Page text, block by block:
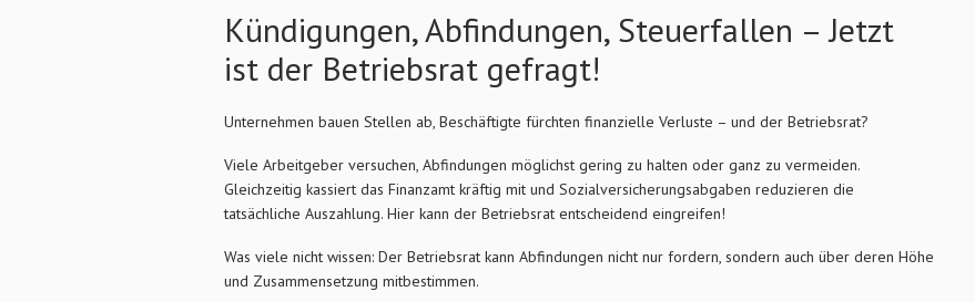
Kündigungen, Abfindungen, Steuerfallen – Jetzt
ist der Betriebsrat gefragt!
Unternehmen bauen Stellen ab, Beschäftigte fürchten finanzielle Verluste – und der Betriebsrat?
Viele Arbeitgeber versuchen, Abfindungen möglichst gering zu halten oder ganz zu vermeiden.
Gleichzeitig kassiert das Finanzamt kräftig mit und Sozialversicherungsabgaben reduzieren die
tatsächliche Auszahlung. Hier kann der Betriebsrat entscheidend eingreifen!
Was viele nicht wissen: Der Betriebsrat kann Abfindungen nicht nur fordern, sondern auch über deren Höhe
und Zusammensetzung mitbestimmen.